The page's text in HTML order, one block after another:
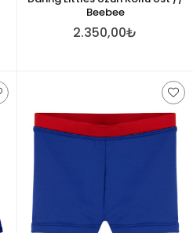
Beebee
2.350,00₺